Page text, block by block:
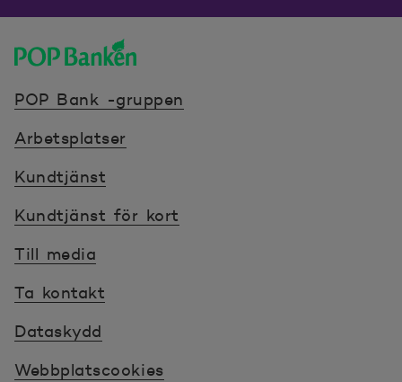
POP Bank -gruppen
Arbetsplatser
Kundtjänst
Kundtjänst för kort
Till media
Ta kontakt
Dataskydd
Webbplatscookies